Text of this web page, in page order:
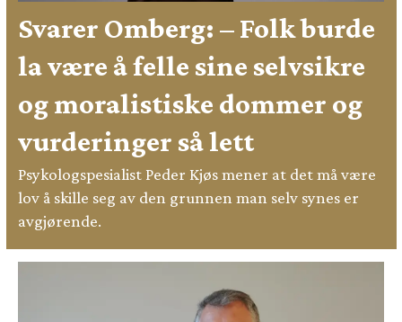
Svarer Omberg: – Folk burde
la være å felle sine selvsikre
og moralistiske dommer og
vurderinger så lett
Psykologspesialist Peder Kjøs mener at det må være
lov å skille seg av den grunnen man selv synes er
avgjørende.